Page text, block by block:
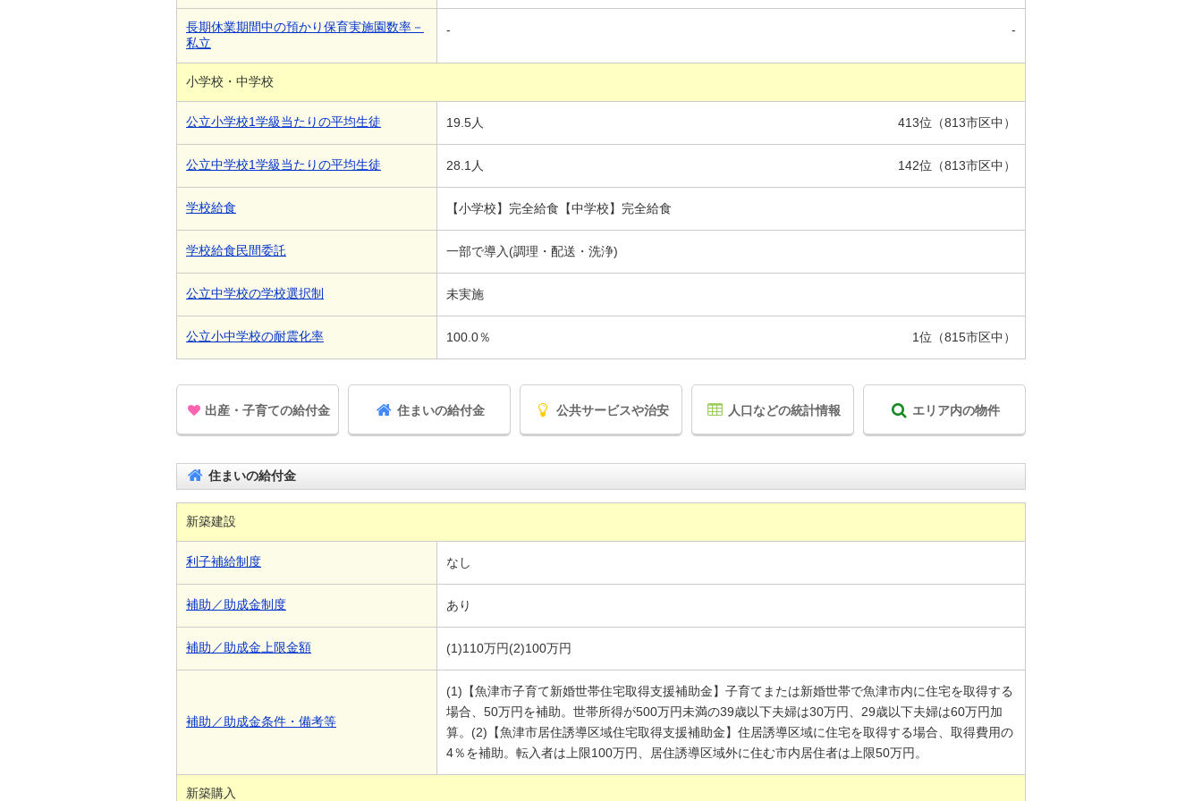
長期休業期間中の預かり保育実施園数率－
私立
- -
小学校・中学校
公立小学校1学級当たりの平均生徒 19.5人 413位（813市区中）
公立中学校1学級当たりの平均生徒 28.1人 142位（813市区中）
学校給食 【小学校】完全給食【中学校】完全給食
学校給食民間委託 一部で導入(調理・配送・洗浄)
公立中学校の学校選択制 未実施
公立小中学校の耐震化率 100.0％ 1位（815市区中）
出産・子育ての給付金 住まいの給付金 公共サービスや治安 人口などの統計情報 エリア内の物件
住まいの給付金
新築建設
利子補給制度 なし
補助／助成金制度 あり
補助／助成金上限金額 (1)110万円(2)100万円
補助／助成金条件・備考等
(1)【魚津市子育て新婚世帯住宅取得支援補助金】子育てまたは新婚世帯で魚津市内に住宅を取得する
場合、50万円を補助。世帯所得が500万円未満の39歳以下夫婦は30万円、29歳以下夫婦は60万円加
算。(2)【魚津市居住誘導区域住宅取得支援補助金】住居誘導区域に住宅を取得する場合、取得費用の
4％を補助。転入者は上限100万円、居住誘導区域外に住む市内居住者は上限50万円。
新築購入